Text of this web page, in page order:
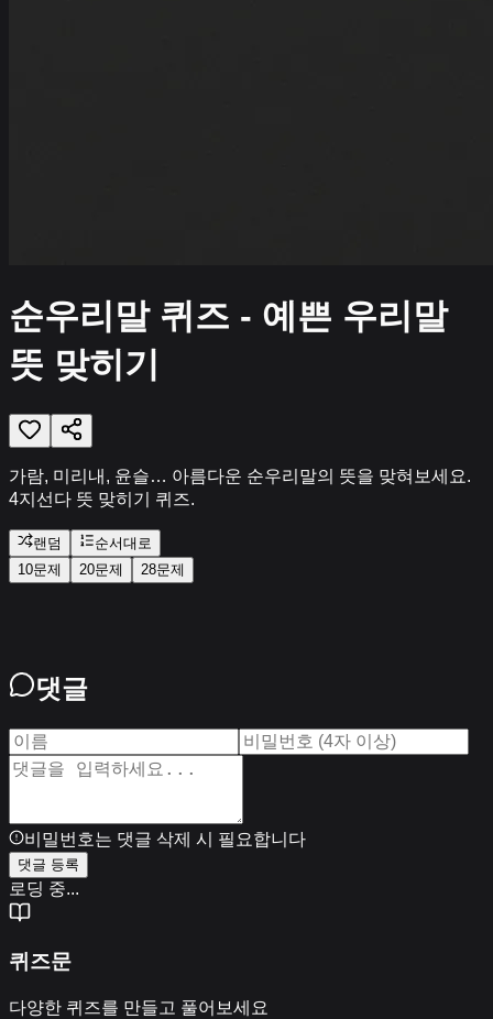
순우리말 퀴즈 - 예쁜 우리말
뜻 맞히기
가람, 미리내, 윤슬… 아름다운 순우리말의 뜻을 맞혀보세요.
4지선다 뜻 맞히기 퀴즈.
랜덤
순서대로
10문제
20문제 28문제
댓글
비밀번호는 댓글 삭제 시 필요합니다
댓글 등록
로딩 중...
퀴즈문
다양한 퀴즈를 만들고 풀어보세요